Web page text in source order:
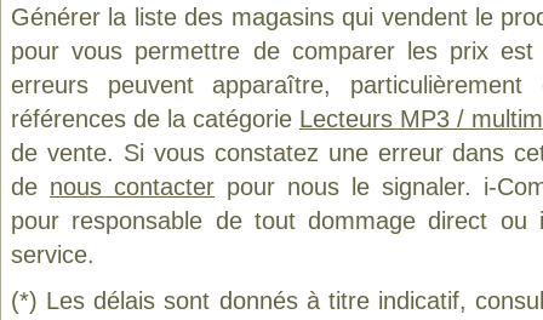
Générer la liste des magasins qui vendent le
pour vous permettre de comparer les prix
erreurs peuvent apparaître,
références de la catégorie Lecteurs MP3 /
de vente. Si vous constatez une erreur dans
de nous contacter pour nous le signaler. i-
pour responsable de tout dommage direct
service.
(*) Les délais sont donnés à titre indicatif,